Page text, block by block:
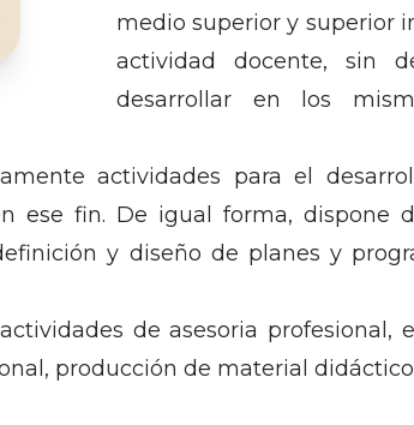
medio superior y superior
actividad docente, sin
desarrollar en los
actividades para el
ese fin. De igual forma, dispone
y diseño de planes y
de asesoria profesional,
producción de material